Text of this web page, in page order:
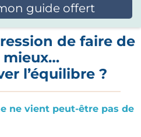
guide offert
de faire de
mieux…
l’équilibre ?
ne vient peut-être pas de